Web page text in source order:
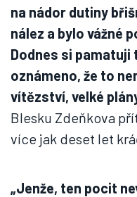
na nádor dutiny
nález a bylo vážné
Dodnes si pamatuji
oznámeno, že to
vítězství, velké
Blesku Zdeňkova
více jak deset let
„Jenže, ten pocit